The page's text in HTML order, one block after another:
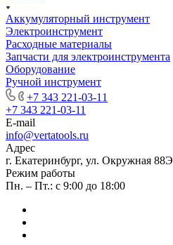
Аккумуляторный инструмент
Электроинструмент
Расходные материалы
Запчасти для электроинструмента
Оборудование
Ручной инструмент
+7 343 221-03-11
+7 343 221-03-11
E-mail
info@vertatools.ru
Адрес
г. Екатеринбург, ул. Окружная 88Э
Режим работы
Пн. – Пт.: с 9:00 до 18:00